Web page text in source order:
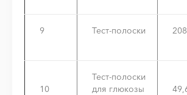
9 Тест-полоски
10
Тест-полоски
для глюкозы